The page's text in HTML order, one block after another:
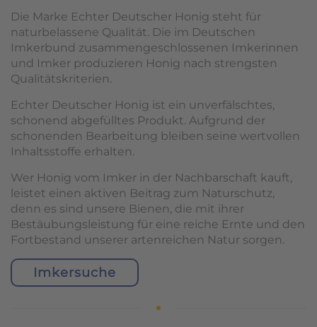
Die Marke Echter Deutscher Honig steht für
naturbelassene Qualität. Die im Deutschen
Imkerbund zusammengeschlossenen Imkerinnen
und Imker produzieren Honig nach strengsten
Qualitätskriterien.
Echter Deutscher Honig ist ein unverfälschtes,
schonend abgefülltes Produkt. Aufgrund der
schonenden Bearbeitung bleiben seine wertvollen
Inhaltsstoffe erhalten.
Wer Honig vom Imker in der Nachbarschaft kauft,
leistet einen aktiven Beitrag zum Naturschutz,
denn es sind unsere Bienen, die mit ihrer
Bestäubungsleistung für eine reiche Ernte und den
Fortbestand unserer artenreichen Natur sorgen.
Imkersuche